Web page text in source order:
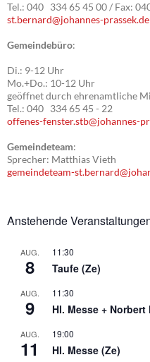
Tel.: 040 334 65 45 00 / Fax:
st.bernard@johannes-prassek.de
Gemeindebüro:
Di.: 9-12 Uhr
Mo.+Do.: 10-12 Uhr
geöffnet durch ehrenamtliche
Tel.: 040 334 65 45 - 22
offenes-fenster.stb@johannes-
Gemeindeteam:
Sprecher: Matthias Vieth
gemeindeteam-
Anstehende
AUG.
8
11:30
Taufe (Ze)
AUG.
9
11:30
Hl. Messe + Norbert
AUG.
11
19:00
Hl. Messe (Ze)